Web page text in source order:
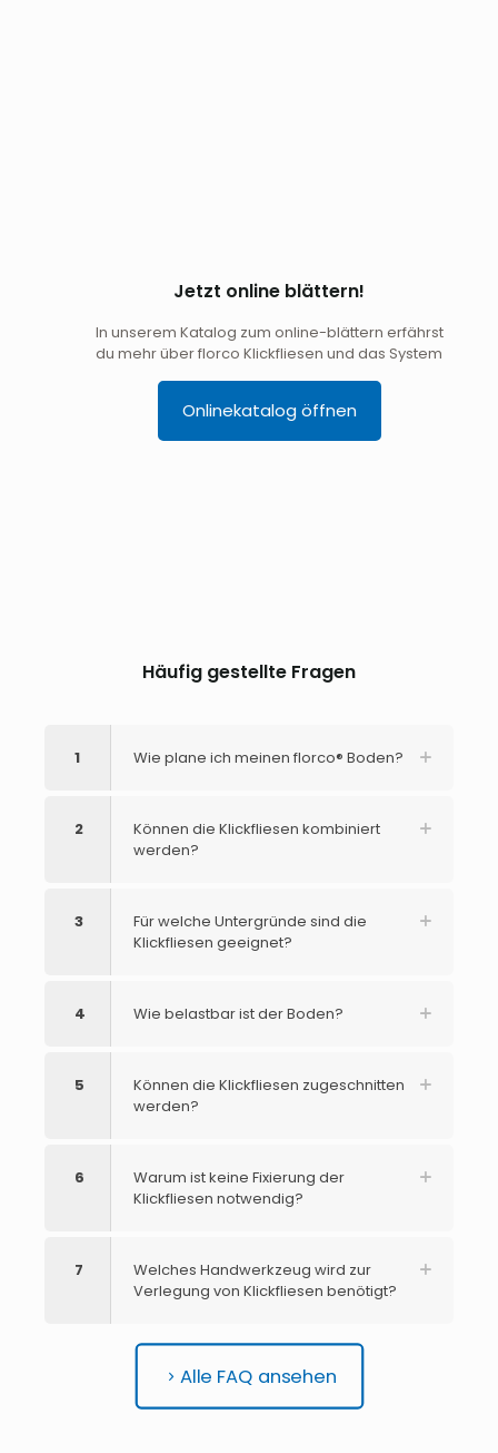
Jetzt online blättern!
In unserem Katalog zum online-blättern erfährst
du mehr über florco Klickfliesen und das System
Onlinekatalog öffnen
Häufig gestellte Fragen
1 Wie plane ich meinen florco® Boden?
2
Können die Klickfliesen kombiniert
werden?
3
Für welche Untergründe sind die
Klickfliesen geeignet?
4 Wie belastbar ist der Boden?
5
Können die Klickfliesen zugeschnitten
werden?
6
Warum ist keine Fixierung der
Klickfliesen notwendig?
7
Welches Handwerkzeug wird zur
Verlegung von Klickfliesen benötigt?
Alle FAQ ansehen